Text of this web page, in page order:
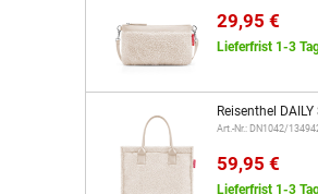
29,95 €
Lieferfrist 1-3
Reisenthel
Art.-Nr.: DN1042/
59,95 €
Lieferfrist 1-3